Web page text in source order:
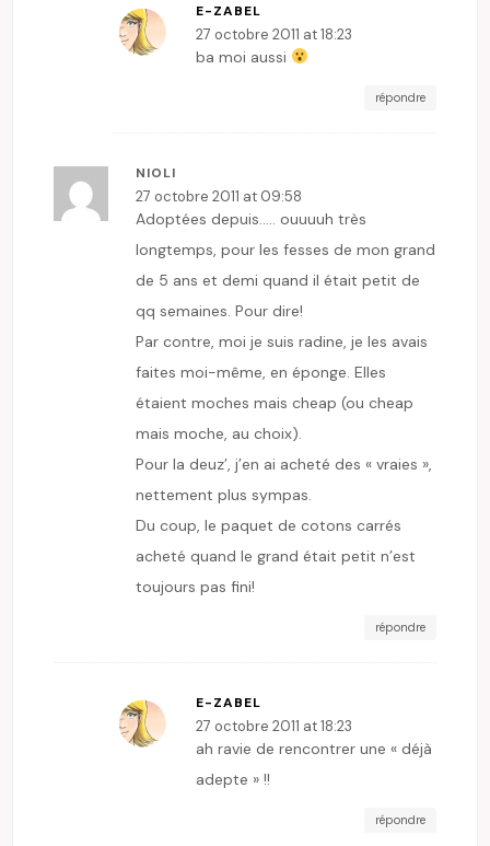
E-ZABEL
27 octobre 2011 at 18:23
ba moi aussi
répondre
NIOLI
27 octobre 2011 at 09:58
Adoptées depuis….. ouuuuh très
longtemps, pour les fesses de mon grand
de 5 ans et demi quand il était petit de
qq semaines. Pour dire!
Par contre, moi je suis radine, je les avais
faites moi-même, en éponge. Elles
étaient moches mais cheap (ou cheap
mais moche, au choix).
Pour la deuz’, j’en ai acheté des « vraies »,
nettement plus sympas.
Du coup, le paquet de cotons carrés
acheté quand le grand était petit n’est
toujours pas fini!
répondre
E-ZABEL
27 octobre 2011 at 18:23
ah ravie de rencontrer une « déjà
adepte » !!
répondre